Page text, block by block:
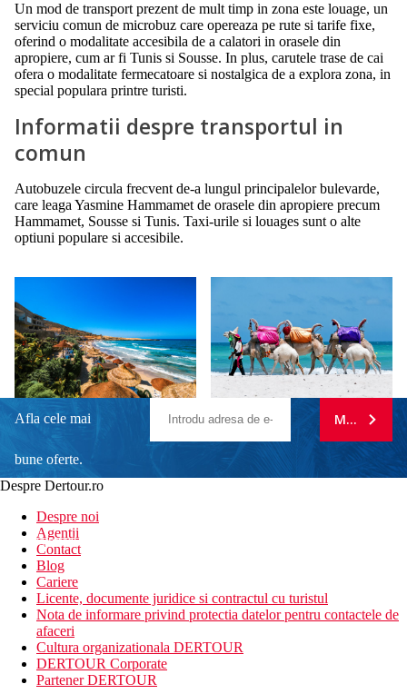
Un mod de transport prezent de mult timp in zona este louage, un
serviciu comun de microbuz care opereaza pe rute si tarife fixe,
oferind o modalitate accesibila de a calatori in orasele din
apropiere, cum ar fi Tunis si Sousse. In plus, carutele trase de cai
ofera o modalitate fermecatoare si nostalgica de a explora zona, in
special populara printre turisti.
Informatii despre transportul in
comun
Autobuzele circula frecvent de-a lungul principalelor bulevarde,
care leaga Yasmine Hammamet de orasele din apropiere precum
Hammamet, Sousse si Tunis. Taxi-urile si louages sunt o alte
optiuni populare si accesibile.
Afla cele mai
bune oferte.
newsletter!
MA
Despre Dertour.ro
Despre noi
Agentii
Contact
Blog
Cariere
Licente, documente juridice si contractul cu turistul
Nota de informare privind protectia datelor pentru contactele de
afaceri
Cultura organizationala DERTOUR
DERTOUR Corporate
Partener DERTOUR